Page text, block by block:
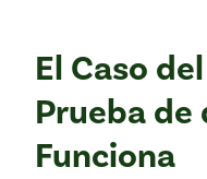
El Caso
Prueba de
Funciona